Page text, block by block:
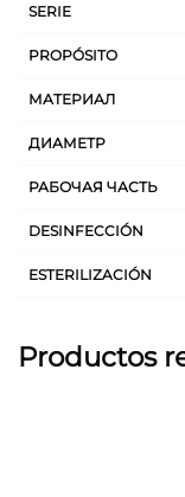
SERIE
PROPÓSITO
МАТЕРИАЛ
ДИАМЕТР
РАБОЧАЯ ЧАСТЬ
DESINFECCIÓN
ESTERILIZACIÓN
Productos